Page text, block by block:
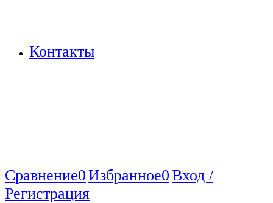
Контакты
Сравнение0Избранное0Вход /
Регистрация